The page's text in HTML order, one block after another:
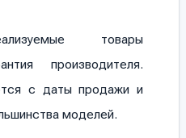
товары
производителя.
с даты продажи и
моделей.